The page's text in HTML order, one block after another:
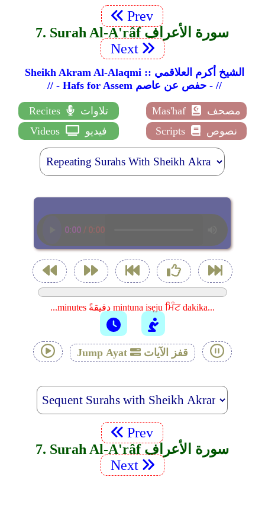
Prev
7. Surah Al-A'râf سورة الأعراف
Next
Sheikh Akram Al-Alaqmi :: الشيخ أكرم العلاقمي
// - Hafs for Assem حفص عن عاصم - //
Recites تلاوات Mas'haf
مصحف
Videos
فيديو Scripts نصوص
...minutes دقيقةً mintuna isẹju ਮਿੰਟ dakika...
Jump Ayat قفز الآيات
Prev
7. Surah Al-A'râf سورة الأعراف
Next